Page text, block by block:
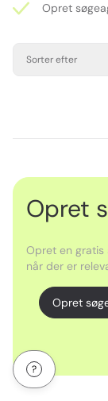
Opret
Sorter efter
Opret
Opret en gratis
når der er
Opret